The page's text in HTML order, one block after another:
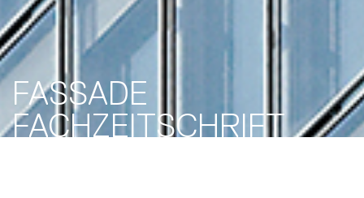
FASSADE
FACH­ZEITSCHRIFT